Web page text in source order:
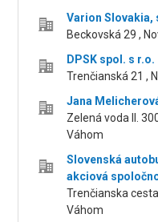
Varion Slovakia,
Beckovská 29 ,
DPSK spol. s r.o.
Trenčianská 21 ,
Jana
Zelená voda II.
Váhom
Slovenská
akciová
Trenčianska
Váhom